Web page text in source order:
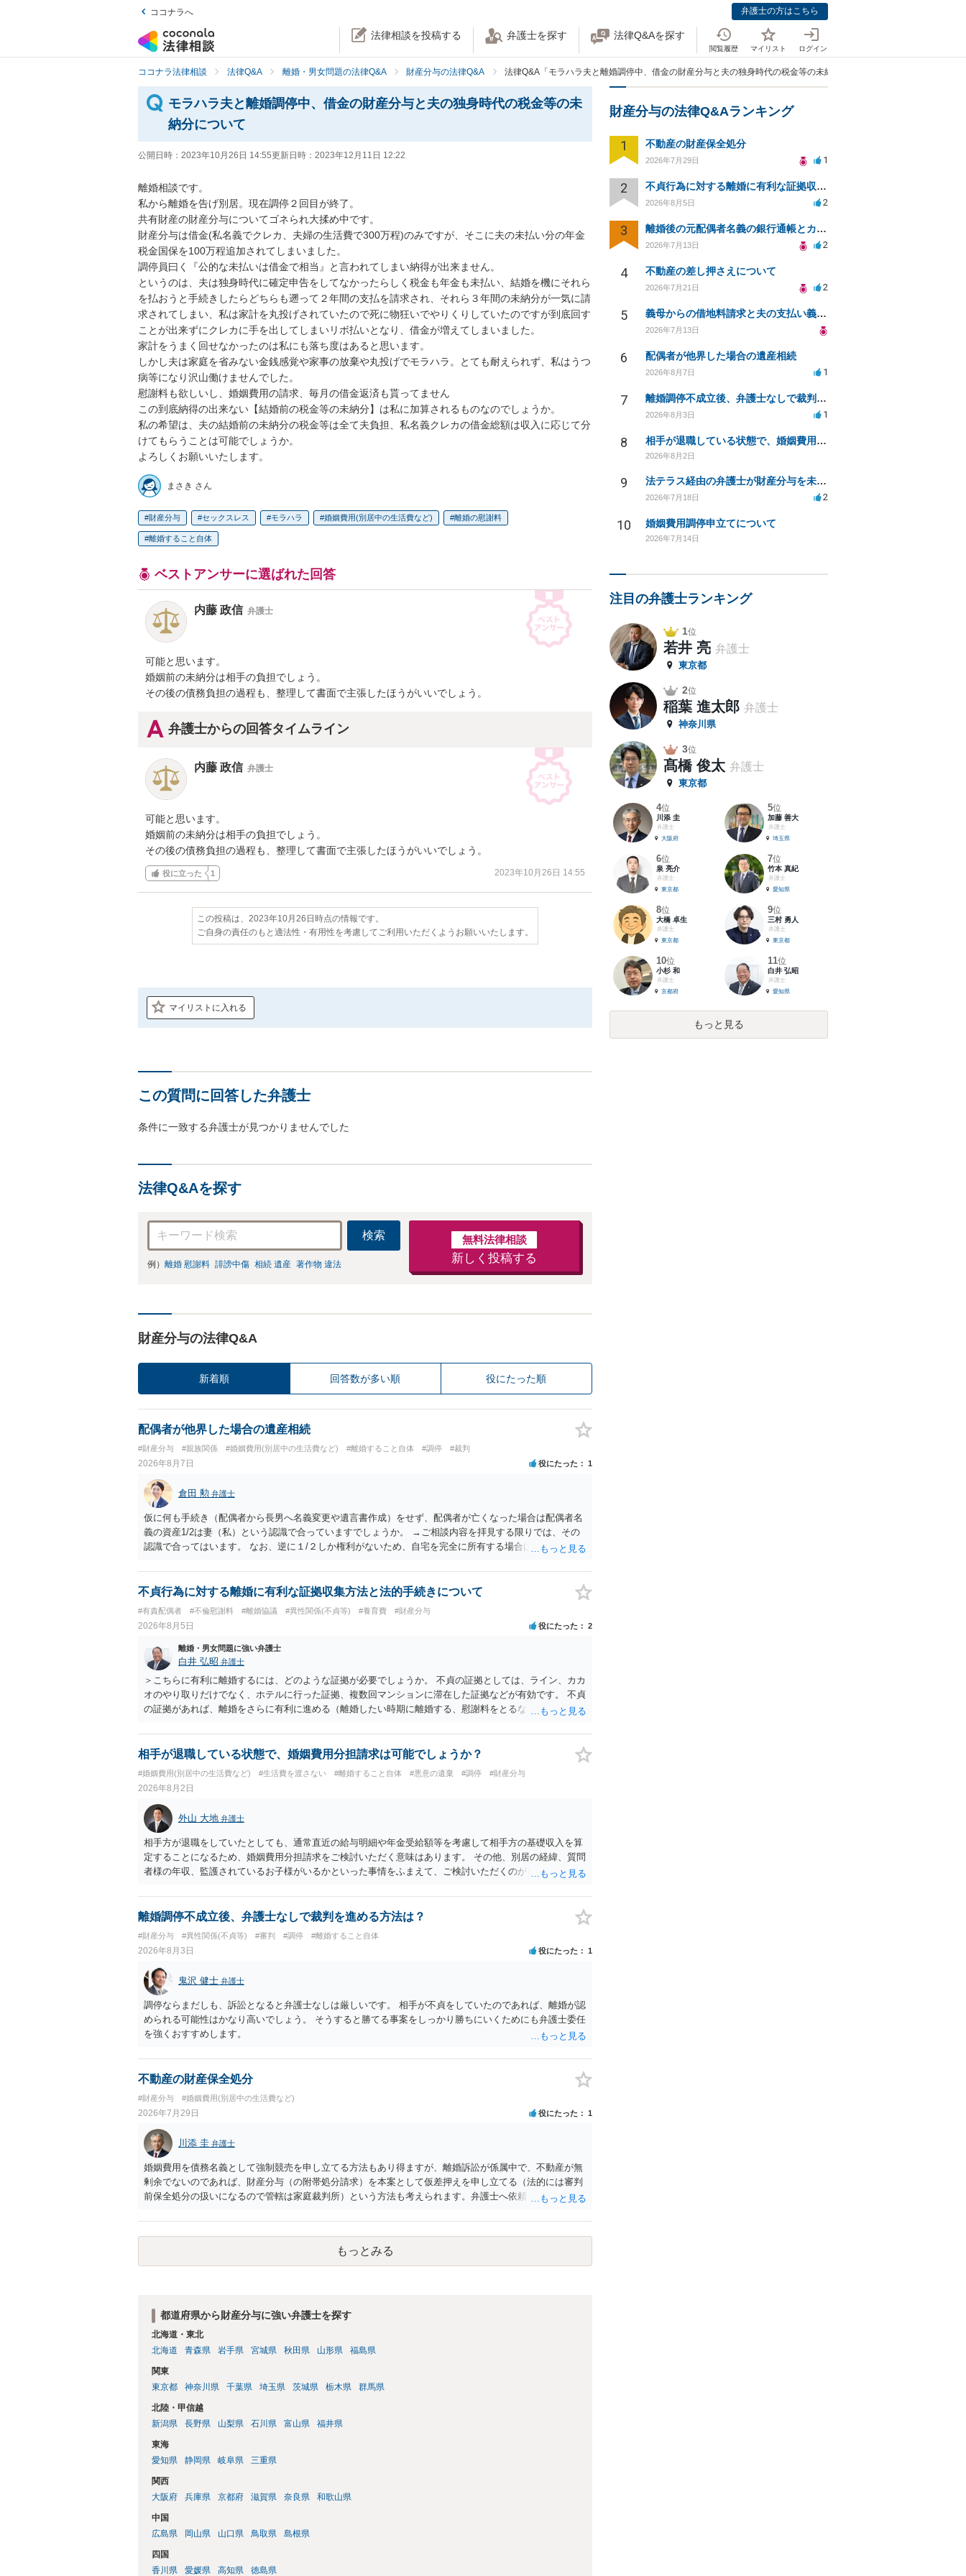
ココナラへ 弁護士の方はこちら
法律相談を投稿する 弁護士を探す 法律Q&Aを探す
閲覧履歴 マイリスト ログイン
ココナラ法律相談 法律Q&A 離婚・男女問題の法律Q&A 財産分与の法律Q&A 法律Q&A「モラハラ夫と離婚調停中、借金の財産分与と夫の独身時代の税金等の未納分について」
モラハラ夫と離婚調停中、借金の財産分与と夫の独身時代の税金等の未
納分について
公開日時： 2023年10月26日 14:55更新日時： 2023年12月11日 12:22
離婚相談です。
私から離婚を告げ別居。現在調停２回目が終了。
共有財産の財産分与についてゴネられ大揉め中です。
財産分与は借金(私名義でクレカ、夫婦の生活費で300万程)のみですが、そこに夫の未払い分の年金
税金国保を100万程追加されてしまいました。
調停員曰く『公的な未払いは借金で相当』と言われてしまい納得が出来ません。
というのは、夫は独身時代に確定申告をしてなかったらしく税金も年金も未払い、結婚を機にそれら
を払おうと手続きしたらどちらも遡って２年間の支払を請求され、それら３年間の未納分が一気に請
求されてしまい、私は家計を丸投げされていたので死に物狂いでやりくりしていたのですが到底回す
ことが出来ずにクレカに手を出してしまいリボ払いとなり、借金が増えてしまいました。
家計をうまく回せなかったのは私にも落ち度はあると思います。
しかし夫は家庭を省みない金銭感覚や家事の放棄や丸投げでモラハラ。とても耐えられず、私はうつ
病等になり沢山働けませんでした。
慰謝料も欲しいし、婚姻費用の請求、毎月の借金返済も貰ってません
この到底納得の出来ない【結婚前の税金等の未納分】は私に加算されるものなのでしょうか。
私の希望は、夫の結婚前の未納分の税金等は全て夫負担、私名義クレカの借金総額は収入に応じて分
けてもらうことは可能でしょうか。
よろしくお願いいたします。
まさき さん
財産分与 セックスレス モラハラ 婚姻費用(別居中の生活費など) 離婚の慰謝料
離婚すること自体
ベストアンサーに選ばれた回答
内藤 政信 弁護士
可能と思います。
婚姻前の未納分は相手の負担でしょう。
その後の債務負担の過程も、整理して書面で主張したほうがいいでしょう。
弁護士からの回答タイムライン
内藤 政信 弁護士
可能と思います。
婚姻前の未納分は相手の負担でしょう。
その後の債務負担の過程も、整理して書面で主張したほうがいいでしょう。
役に立った 1 2023年10月26日 14:55
この投稿は、2023年10月26日時点の情報です。
ご自身の責任のもと適法性・有用性を考慮してご利用いただくようお願いいたします。
マイリストに入れる
この質問に回答した弁護士
条件に一致する弁護士が見つかりませんでした
法律Q&Aを探す
検索
例） 離婚 慰謝料 誹謗中傷 相続 遺産 著作物 違法
無料法律相談
新しく投稿する
財産分与の法律Q&A
新着順 回答数が多い順 役にたった順
配偶者が他界した場合の遺産相続
#財産分与 #親族関係 #婚姻費用(別居中の生活費など) #離婚すること自体 #調停 #裁判
2026年8月7日 役にたった 1
倉田 勲 弁護士
仮に何も手続き（配偶者から長男へ名義変更や遺言書作成）をせず、配偶者が亡くなった場合は配偶者名
義の資産1/2は妻（私）という認識で合っていますでしょうか。 →ご相談内容を拝見する限りでは、その
認識で合ってはいます。 なお、逆に１/２しか権利がないため、自宅を完全に所有する場合は、他の相続
不貞行為に対する離婚に有利な証拠収集方法と法的手続きについて
#有責配偶者 #不倫慰謝料 #離婚協議 #異性関係(不貞等) #養育費 #財産分与
2026年8月5日 役にたった 2
離婚・男女問題に強い弁護士
白井 弘昭 弁護士
＞こちらに有利に離婚するには、どのような証拠が必要でしょうか。 不貞の証拠としては、ライン、カカ
オのやり取りだけでなく、ホテルに行った証拠、複数回マンションに滞在した証拠などが有効です。 不貞
の証拠があれば、離婚をさらに有利に進める（離婚したい時期に離婚する、慰謝料をとるなど）ことがで
がありますので、ご注意ください。 以上、ご参考まで。
相手が退職している状態で、婚姻費用分担請求は可能でしょうか？
#婚姻費用(別居中の生活費など) #生活費を渡さない #離婚すること自体 #悪意の遺棄 #調停 #財産分与
2026年8月2日
外山 大地 弁護士
相手方が退職をしていたとしても、通常直近の給与明細や年金受給額等を考慮して相手方の基礎収入を算
定することになるため、婚姻費用分担請求をご検討いただく意味はあります。 その他、別居の経緯、質問
者様の年収、監護されているお子様がいるかといった事情をふまえて、ご検討いただくのが良いかと思い
離婚調停不成立後、弁護士なしで裁判を進める方法は？
#財産分与 #異性関係(不貞等) #審判 #調停 #離婚すること自体
2026年8月3日 役にたった 1
鬼沢 健士 弁護士
調停ならまだしも、訴訟となると弁護士なしは厳しいです。 相手が不貞をしていたのであれば、離婚が認
められる可能性はかなり高いでしょう。 そうすると勝てる事案をしっかり勝ちにいくためにも弁護士委任
を強くおすすめします。
不動産の財産保全処分
#財産分与 #婚姻費用(別居中の生活費など)
2026年7月29日 役にたった 1
川添 圭 弁護士
婚姻費用を債務名義として強制競売を申し立てる方法もあり得ますが、離婚訴訟が係属中で、不動産が無
剰余でないのであれば、財産分与（の附帯処分請求）を本案として仮差押えを申し立てる（法的には審判
前保全処分の扱いになるので管轄は家庭裁判所）という方法も考えられます。弁護士へ依頼しているので
もっとみる
都道府県から財産分与に強い弁護士を探す
北海道・東北
北海道
青森県 岩手県 宮城県 秋田県 山形県 福島県
関東
東京都
神奈川県 千葉県 埼玉県 茨城県 栃木県 群馬県
北陸・甲信越
新潟県
長野県 山梨県 石川県 富山県 福井県
東海
愛知県
静岡県 岐阜県 三重県
関西
大阪府
兵庫県 京都府 滋賀県 奈良県 和歌山県
中国
広島県
岡山県 山口県 鳥取県 島根県
四国
香川県
愛媛県 高知県 徳島県
財産分与の法律Q&Aランキング
1 不動産の財産保全処分
2026年7月29日 1
2 不貞行為に対する離婚に有利な証拠収集方法と法的手続きについて
2026年8月5日 2
3 離婚後の元配偶者名義の銀行通帳とカードの処分方法について
2026年7月13日 2
4 不動産の差し押さえについて
2026年7月21日 2
5 義母からの借地料請求と夫の支払い義務について相談
2026年7月13日
6 配偶者が他界した場合の遺産相続
2026年8月7日 1
7 離婚調停不成立後、弁護士なしで裁判を進める方法は？
2026年8月3日 1
8 相手が退職している状態で、婚姻費用分担請求は可能でしょうか？
2026年8月2日
9 法テラス経由の弁護士が財産分与を未解決のまま放置
2026年7月18日 2
10 婚姻費用調停申立てについて
2026年7月14日
注目の弁護士ランキング
1位
若井 亮 弁護士
東京都
2位
稲葉 進太郎 弁護士
神奈川県
3位
髙橋 俊太 弁護士
東京都
4位
川添 圭
弁護士
大阪府
5位
加藤 善大
弁護士
埼玉県
6位
泉 亮介
弁護士
東京都
7位
竹本 真紀
弁護士
愛知県
8位
大橋 卓生
弁護士
東京都
9位
三村 勇人
弁護士
東京都
10位
小杉 和
弁護士
京都府
11位
白井 弘昭
弁護士
愛知県
もっと見る